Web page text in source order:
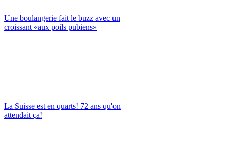
Une boulangerie fait le buzz avec un
croissant «aux poils pubiens»
La Suisse est en quarts! 72 ans qu'on
attendait ça!